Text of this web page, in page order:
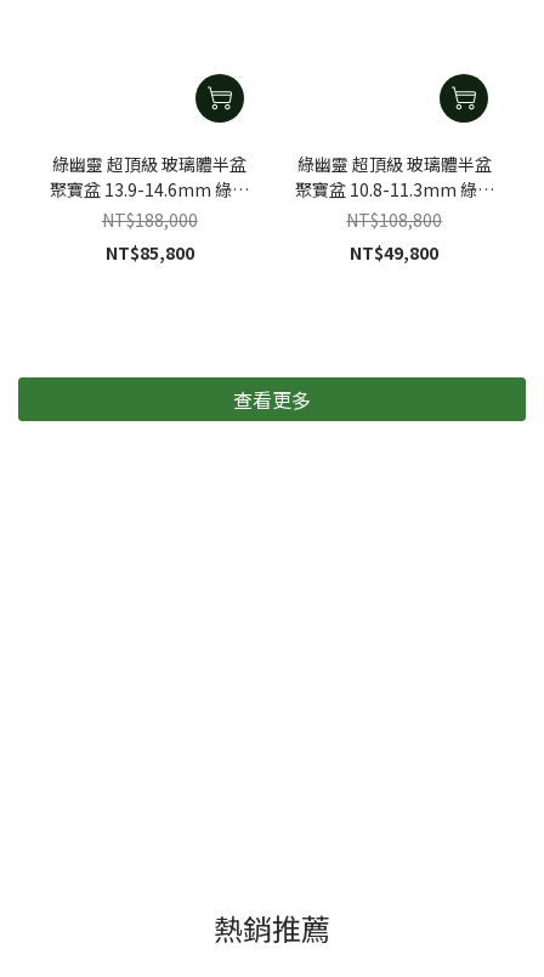
綠幽靈 超頂級 玻璃體半盆
聚寶盆 13.9-14.6mm 綠幽
靈手珠
NT$188,000
NT$85,800
綠幽靈 超頂級 玻璃體半盆
聚寶盆 10.8-11.3mm 綠幽
靈手珠
NT$108,800
NT$49,800
查看更多
熱銷推薦